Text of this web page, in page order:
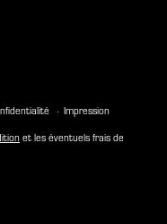
Impression
et les éventuels frais de